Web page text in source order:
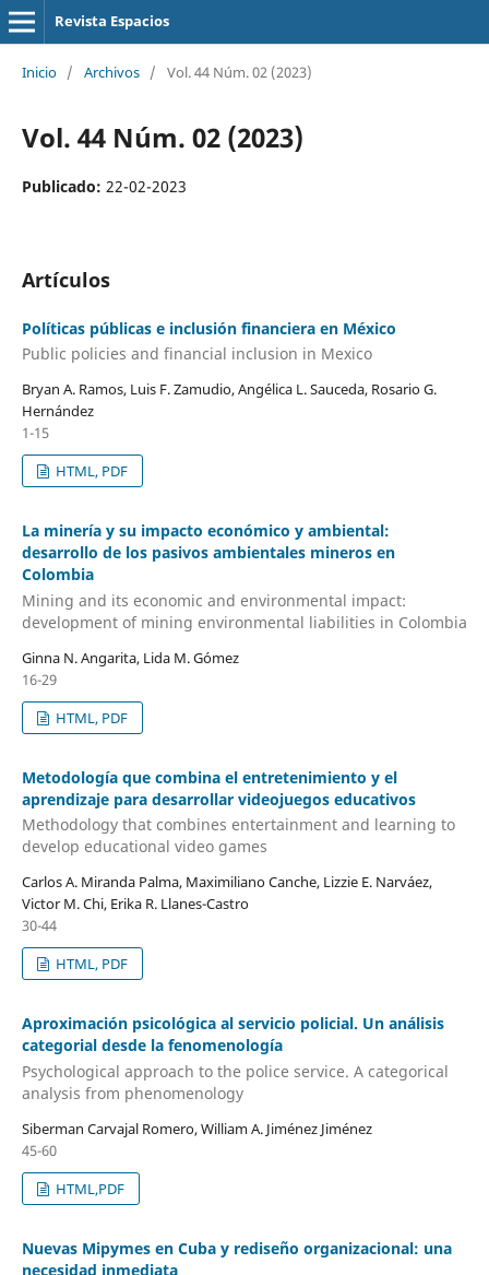
Revista Espacios
Inicio / Archivos / Vol. 44 Núm. 02 (2023)
Vol. 44 Núm. 02 (2023)
Publicado: 22-02-2023
Artículos
Políticas públicas e inclusión financiera en México
Public policies and financial inclusion in Mexico
Bryan A. Ramos, Luis F. Zamudio, Angélica L. Sauceda, Rosario G.
Hernández
1-15
HTML, PDF
La minería y su impacto económico y ambiental:
desarrollo de los pasivos ambientales mineros en
Colombia
Mining and its economic and environmental impact:
development of mining environmental liabilities in Colombia
Ginna N. Angarita, Lida M. Gómez
16-29
HTML, PDF
Metodología que combina el entretenimiento y el
aprendizaje para desarrollar videojuegos educativos
Methodology that combines entertainment and learning to
develop educational video games
Carlos A. Miranda Palma, Maximiliano Canche, Lizzie E. Narváez,
Victor M. Chi, Erika R. Llanes-Castro
30-44
HTML, PDF
Aproximación psicológica al servicio policial. Un análisis
categorial desde la fenomenología
Psychological approach to the police service. A categorical
analysis from phenomenology
Siberman Carvajal Romero, William A. Jiménez Jiménez
45-60
HTML,PDF
Nuevas Mipymes en Cuba y rediseño organizacional: una
necesidad inmediata